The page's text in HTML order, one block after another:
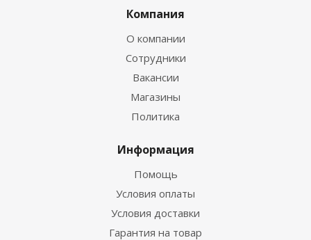
Компания
О компании
Сотрудники
Вакансии
Магазины
Политика
Информация
Помощь
Условия оплаты
Условия доставки
Гарантия на товар